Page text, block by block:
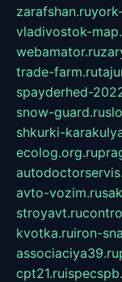
zarafshan.ru
vladivostok-
webamator.ru
trade-farm.ru
spayderhed-
snow-guard.ru
shkurki-
ecolog.org.ru
avto-vozim.ru
stroyavt.ru
kvotka.ruiron-
associaciya39.ru
cpt21.ru